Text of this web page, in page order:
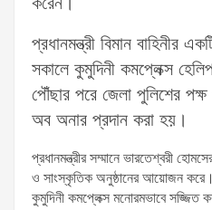
প্রধানমন্ত্রী বিমান বাহিনীর
সকালে কুমুদিনী কমপ্লেক্স
পৌঁছার পরে জেলা পুলিশের পক্ষ
অব অনার প্রদান করা হয়।
প্রধানমন্ত্রীর সম্মানে ভারতেশ্বরী
ও সাংস্কৃতিক অনুষ্ঠানের আয়োজন করে।
কুমুদিনী কমপ্লেক্স মনোরমভাবে সজ্জিত